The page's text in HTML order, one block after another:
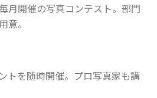
月開催の写真コンテスト。部門
意。
トを随時開催。プロ写真家も講